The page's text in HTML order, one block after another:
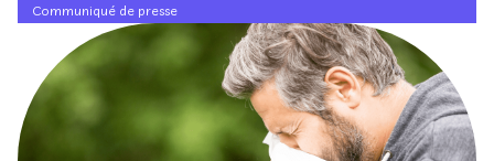
Communiqué de presse